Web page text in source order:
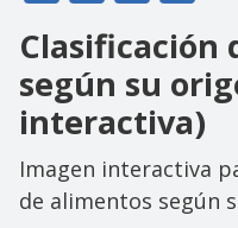
Clasificación
según su
interactiva)
Imagen interactiva
de alimentos según